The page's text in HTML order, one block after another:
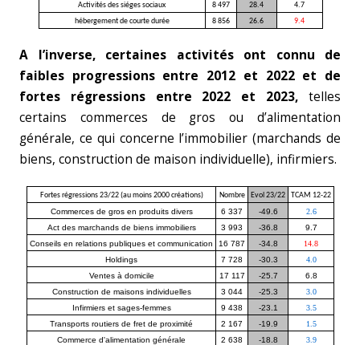
Activités des siéges sociaux
8 497 28.4
4.7
hébergement de courte durée
8 856 26.6 9.4
A l’inverse, certaines activités ont connu de
faibles progressions entre 2012 et 2022 et de
fortes régressions entre 2022 et 2023, telles
certains commerces de gros ou d’alimentation
générale, ce qui concerne l’immobilier (marchands de
biens, construction de maison individuelle), infirmiers.
Fortes régressions 23/22 (au moins 2000 créations) Nombre Evol 23/22
TCAM 12-22
Commerces de gros en produits divers
6 337 -49.6
2.6
Act des marchands de biens immobiliers
3 993 -36.8
9.7
Conseils en relations publiques et communication
16 787 -34.8
14.8
Holdings
7 728 -30.3
4.0
Ventes à domicile
17 117 -25.7
6.8
Construction de maisons individuelles
3 044 -25.3
3.0
Infirmiers et sages-femmes
9 438 -23.1
3.5
Transports routiers de fret de proximité
2 167 -19.9
1.5
Commerce d'alimentation générale
2 638 -18.8 3.9